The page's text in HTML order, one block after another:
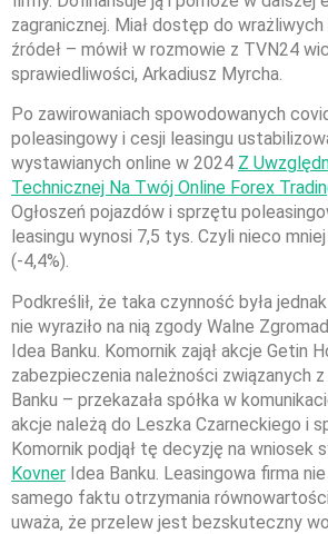
zagranicznej. Miał dostęp do
źródeł – mówił w rozmowie z TVN24
sprawiedliwości, Arkadiusz Myrcha.
Po zawirowaniach spowodowanych
poleasingowy i cesji leasingu
wystawianych online w 2024 Z
Technicznej Na Twój Online Forex
Ogłoszeń pojazdów i sprzętu
leasingu wynosi 7,5 tys. Czyli nieco
(-4,4%).
Podkreślił, że taka czynność była
nie wyraziło na nią zgody Walne
Idea Banku. Komornik zajął akcje Getin
zabezpieczenia należności związanych z
Banku – przekazała spółka w
akcje należą do Leszka Czarneckiego i
Komornik podjął tę decyzję na wniosek
Kovner Idea Banku. Leasingowa firma
samego faktu otrzymania
uważa, że przelew jest bezskuteczny